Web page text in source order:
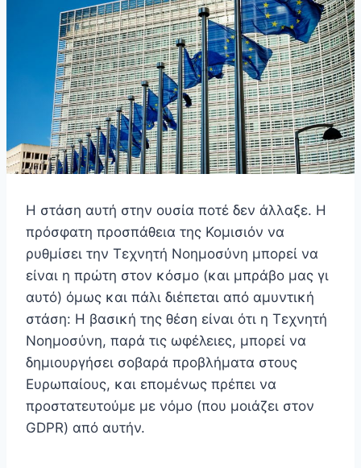
Η στάση αυτή στην ουσία ποτέ δεν άλλαξε. Η
πρόσφατη προσπάθεια της Κομισιόν να
ρυθμίσει την Τεχνητή Νοημοσύνη μπορεί να
είναι η πρώτη στον κόσμο (και μπράβο μας γι
αυτό) όμως και πάλι διέπεται από αμυντική
στάση: Η βασική της θέση είναι ότι η Τεχνητή
Νοημοσύνη, παρά τις ωφέλειες, μπορεί να
δημιουργήσει σοβαρά προβλήματα στους
Ευρωπαίους, και επομένως πρέπει να
προστατευτούμε με νόμο (που μοιάζει στον
GDPR) από αυτήν.